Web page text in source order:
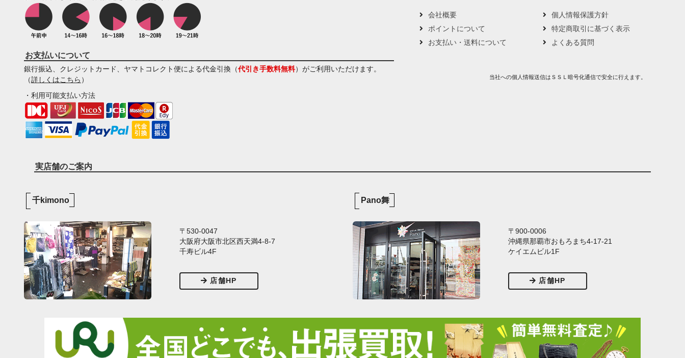
お支払いについて
銀行振込、クレジットカード、ヤマトコレクト便による代金引換（代引き手数料無料） がご利用いただけます。
（詳しくはこちら ）
・利用可能支払い方法
会社概要
ポイントについて
お支払い・送料について
個人情報保護方針
特定商取引に基づく表示
よくある質問
当社への個人情報送信はＳＳＬ暗号化通信で安全に行えます。
実店舗のご案内
千kimono
〒530-0047
大阪府大阪市北区西天満4-8-7
千寿ビル4F
店舗HP
Pano舞
〒900-0006
沖縄県那覇市おもろまち4-17-21
ケイエムビル1F
店舗HP